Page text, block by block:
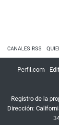
CANALES RSS
Perfil.com -
Registro de la
Dirección: